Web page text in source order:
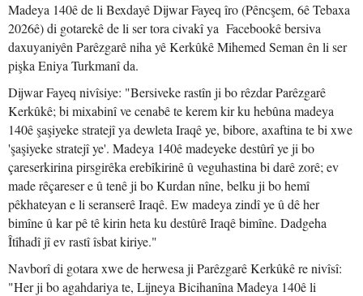
Madeya 140ê de li Bexdayê Dijwar Fayeq îro (Pêncşem, 6ê Tebaxa
2026ê) di gotarekê de li ser tora civakî ya Facebookê bersiva
daxuyaniyên Parêzgarê niha yê Kerkûkê Mihemed Seman ên li ser
pişka Eniya Turkmanî da.
Dijwar Fayeq nivîsiye: "Bersiveke rastîn ji bo rêzdar Parêzgarê
Kerkûkê; bi mixabinî ve cenabê te kerem kir ku hebûna madeya
140ê şaşiyeke stratejî ya dewleta Iraqê ye, bibore, axaftina te bi xwe
'şaşiyeke stratejî ye'. Madeya 140ê madeyeke destûrî ye ji bo
çareserkirina pirsgirêka erebîkirinê û veguhastina bi darê zorê; ev
made rêçareser e û tenê ji bo Kurdan nîne, belku ji bo hemî
pêkhateyan e li seranserê Iraqê. Ew madeya zindî ye û dê her
bimîne û kar pê tê kirin heta ku destûrê Iraqê bimîne. Dadgeha
Îtîhadî jî ev rastî îsbat kiriye."
Navborî di gotara xwe de herwesa ji Parêzgarê Kerkûkê re nivîsî:
"Her ji bo agahdariya te, Lijneya Bicihanîna Madeya 140ê li